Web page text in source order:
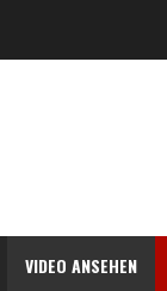
VIDEO ANSEHEN